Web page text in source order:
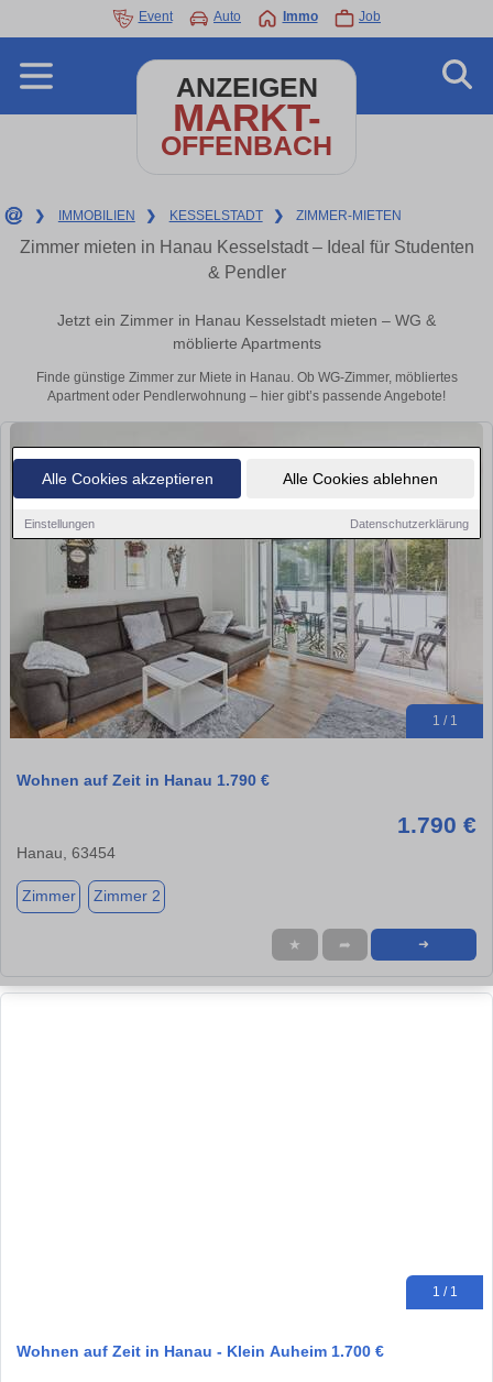
Alle Cookies akzeptieren Alle Cookies ablehnen
Einstellungen Datenschutzerklärung
Event Auto Immo Job
ANZEIGEN
MARKT-
OFFENBACH
❯ IMMOBILIEN ❯ KESSELSTADT ❯ ZIMMER-MIETEN
Zimmer mieten in Hanau Kesselstadt – Ideal für Studenten
& Pendler
Jetzt ein Zimmer in Hanau Kesselstadt mieten – WG &
möblierte Apartments
Finde günstige Zimmer zur Miete in Hanau. Ob WG-Zimmer, möbliertes
Apartment oder Pendlerwohnung – hier gibt’s passende Angebote!
1 / 1
Wohnen auf Zeit in Hanau 1.790 €
1.790 €
Hanau, 63454
Zimmer Zimmer 2
★ ➦ ➜
1 / 1
Wohnen auf Zeit in Hanau - Klein Auheim 1.700 €